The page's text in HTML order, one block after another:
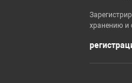
хранению и